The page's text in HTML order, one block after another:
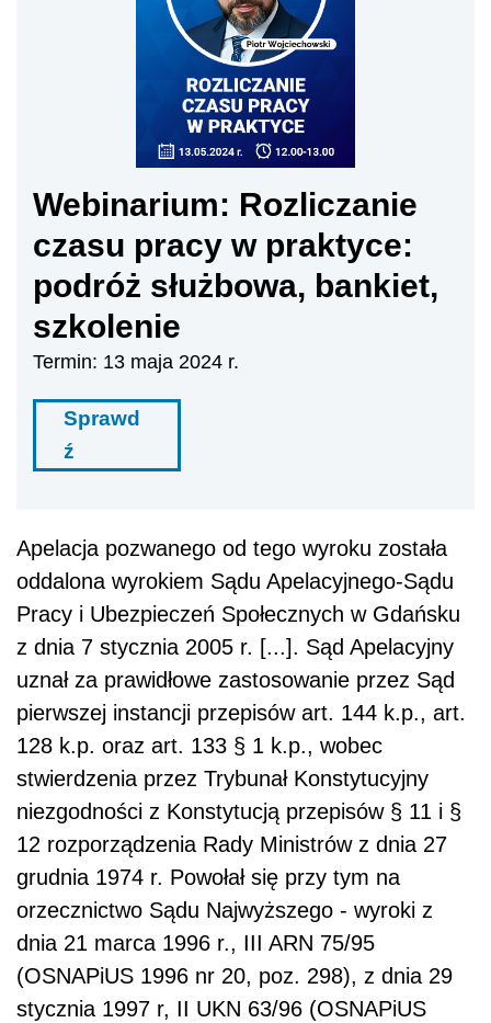
Webinarium: Rozliczanie
czasu pracy w praktyce:
podróż służbowa, bankiet,
szkolenie
Termin: 13 maja 2024 r.
Sprawd
ź
Apelacja pozwanego od tego wyroku została
oddalona wyrokiem Sądu Apelacyjnego-Sądu
Pracy i Ubezpieczeń Społecznych w Gdańsku
z dnia 7 stycznia 2005 r. [...]. Sąd Apelacyjny
uznał za prawidłowe zastosowanie przez Sąd
pierwszej instancji przepisów art. 144 k.p., art.
128 k.p. oraz art. 133 § 1 k.p., wobec
stwierdzenia przez Trybunał Konstytucyjny
niezgodności z Konstytucją przepisów § 11 i §
12 rozporządzenia Rady Ministrów z dnia 27
grudnia 1974 r. Powołał się przy tym na
orzecznictwo Sądu Najwyższego - wyroki z
dnia 21 marca 1996 r., III ARN 75/95
(OSNAPiUS 1996 nr 20, poz. 298), z dnia 29
stycznia 1997 r, II UKN 63/96 (OSNAPiUS